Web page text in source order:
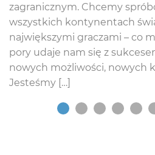
zagranicznym. Chcemy
wszystkich kontynentach
największymi graczami – co
pory udaje nam się z
nowych możliwości, nowych
Jesteśmy […]